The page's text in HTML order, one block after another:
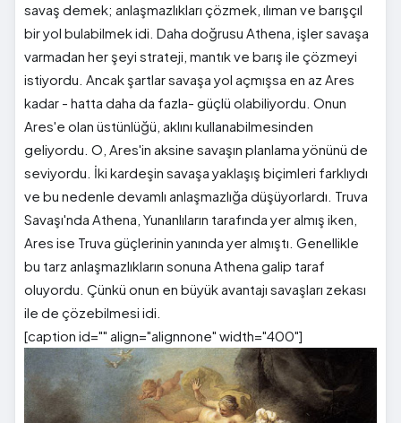
savaş demek; anlaşmazlıkları çözmek, ılıman ve barışçıl
bir yol bulabilmek idi. Daha doğrusu Athena, işler savaşa
varmadan her şeyi strateji, mantık ve barış ile çözmeyi
istiyordu. Ancak şartlar savaşa yol açmışsa en az Ares
kadar - hatta daha da fazla- güçlü olabiliyordu. Onun
Ares'e olan üstünlüğü, aklını kullanabilmesinden
geliyordu. O, Ares'in aksine savaşın planlama yönünü de
seviyordu. İki kardeşin savaşa yaklaşış biçimleri farklıydı
ve bu nedenle devamlı anlaşmazlığa düşüyorlardı. Truva
Savaşı'nda Athena, Yunanlıların tarafında yer almış iken,
Ares ise Truva güçlerinin yanında yer almıştı. Genellikle
bu tarz anlaşmazlıkların sonuna Athena galip taraf
oluyordu. Çünkü onun en büyük avantajı savaşları zekası
ile de çözebilmesi idi.
[caption id="" align="alignnone" width="400"]